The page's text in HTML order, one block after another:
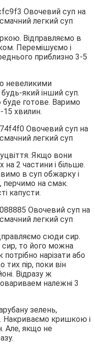
Відправляємо в
Перемішуємо і
приблизно 3-5
невеликими
який інший суп.
буде готове. Варимо
15 хвилин.
Якщо вони
на 2 частини і більше.
в суп обжарку і
перчимо на смак.
капусти.
сюди сир.
то його можна
нарізати або
пір, поки він
Відразу ж
належні 3
зелень,
Накриваємо кришкою і
Але, якщо не